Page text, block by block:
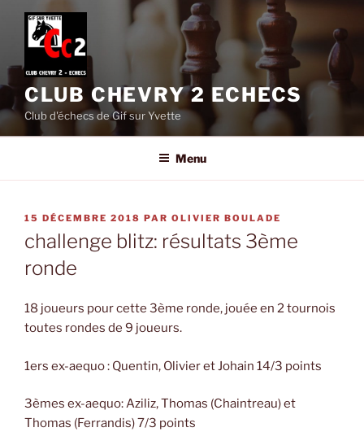
Aller
contenu
principal
CLUB CHEVRY 2 ECHECS
Club d'échecs de Gif sur Yvette
Menu
PUBLIÉ
LE
15 DÉCEMBRE 2018 PAR OLIVIER BOULADE
challenge blitz: résultats 3ème
ronde
18 joueurs pour cette 3ème ronde, jouée en 2 tournois
toutes rondes de 9 joueurs.
1ers ex-aequo : Quentin, Olivier et Johain 14/3 points
3èmes ex-aequo: Aziliz, Thomas (Chaintreau) et
Thomas (Ferrandis) 7/3 points